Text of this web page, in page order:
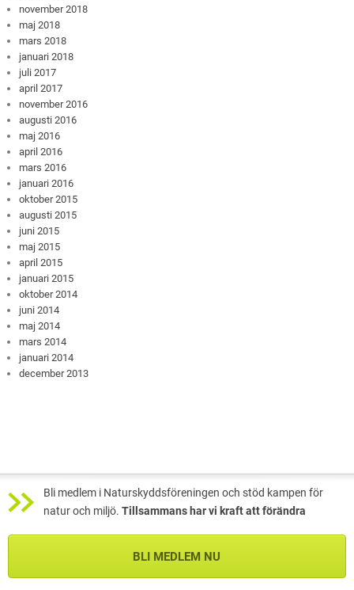
november 2018
maj 2018
mars 2018
januari 2018
juli 2017
april 2017
november 2016
augusti 2016
maj 2016
april 2016
mars 2016
januari 2016
oktober 2015
augusti 2015
juni 2015
maj 2015
april 2015
januari 2015
oktober 2014
juni 2014
maj 2014
mars 2014
januari 2014
december 2013
Bli medlem i Naturskyddsföreningen och stöd kampen för
natur och miljö. Tillsammans har vi kraft att förändra
BLI MEDLEM NU